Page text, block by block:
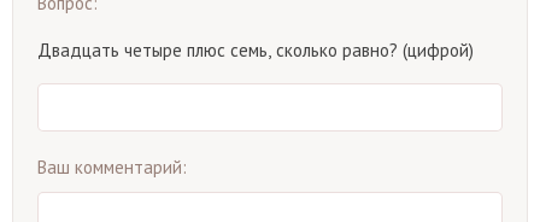
Двадцать четыре плюс семь, сколько равно? (цифрой)
Ваш комментарий: